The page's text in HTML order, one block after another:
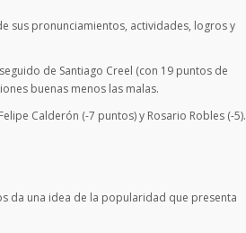
sus pronunciamientos, actividades, logros y
de Santiago Creel (con 19 puntos de
buenas menos las malas.
Calderón (-7 puntos) y Rosario Robles (-5).
da una idea de la popularidad que presenta